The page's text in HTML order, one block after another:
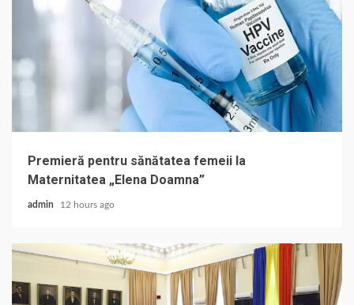
Premieră pentru sănătatea femeii la
Maternitatea „Elena Doamna”
admin 12 hours ago